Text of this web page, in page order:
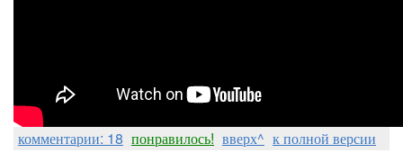
комментарии: 18 понравилось! вверх^ к полной версии